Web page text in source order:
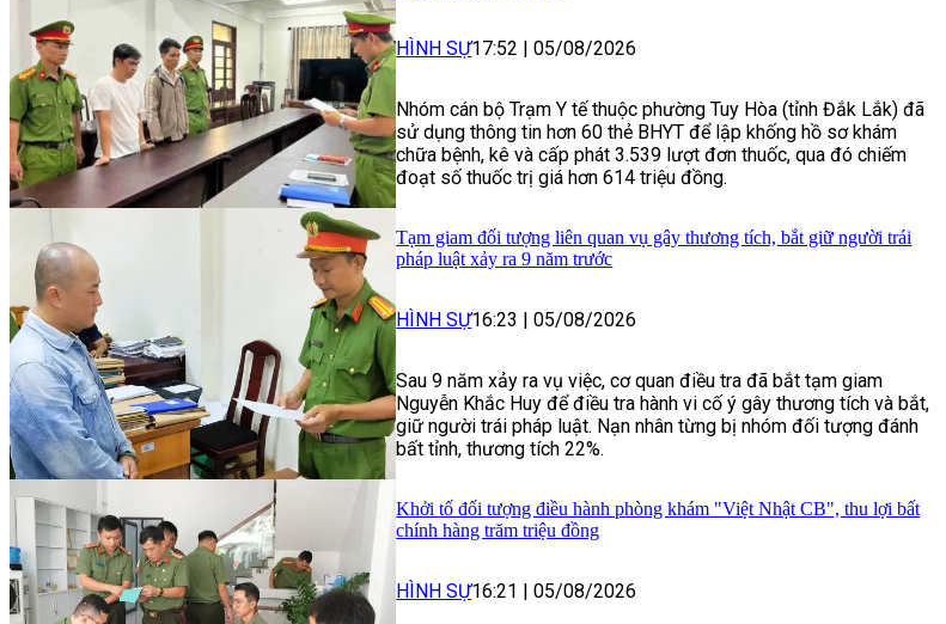
HÌNH SỰ17:52 05/08/2026
Nhóm cán bộ Trạm Y tế thuộc phường Tuy Hòa (tỉnh Đắk Lắk) đã
sử dụng thông tin hơn 60 thẻ BHYT để lập khống hồ sơ khám
chữa bệnh, kê và cấp phát 3.539 lượt đơn thuốc, qua đó chiếm
đoạt số thuốc trị giá hơn 614 triệu đồng.
Tạm giam đối tượng liên quan vụ gây thương tích, bắt giữ người trái
pháp luật xảy ra 9 năm trước
HÌNH SỰ16:23 05/08/2026
Sau 9 năm xảy ra vụ việc, cơ quan điều tra đã bắt tạm giam
Nguyễn Khắc Huy để điều tra hành vi cố ý gây thương tích và bắt,
giữ người trái pháp luật. Nạn nhân từng bị nhóm đối tượng đánh
bất tỉnh, thương tích 22%.
Khởi tố đối tượng điều hành phòng khám "Việt Nhật CB", thu lợi bất
chính hàng trăm triệu đồng
HÌNH SỰ16:21 05/08/2026